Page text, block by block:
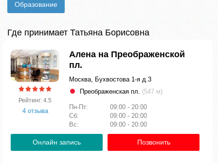
Образование
Где принимает Татьяна Борисовна
Рейтинг: 4.5
4 отзыва
Алена на Преображенской
пл.
Москва, Бухвостова 1-я д.3
Преображенская пл. (547 м)
Пн-Пт:
09:00 - 20:00
Сб:
09:00 - 20:00
Вс:
09:00 - 20:00
Онлайн запись Позвонить